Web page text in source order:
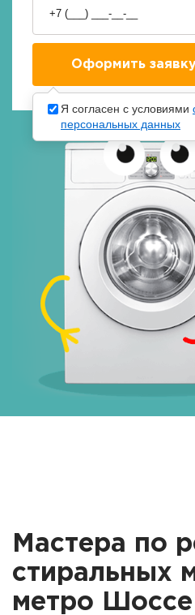
Мастера по
стиральных
метро
Шоссе
Я согласен с условиями
персональных данных